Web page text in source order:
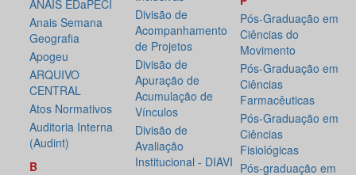
ANAIS EDaPECI
Anais Semana
Geografia
Apogeu
ARQUIVO
CENTRAL
Atos Normativos
Auditoria Interna
(Audint)
B
Divisão de
Acompanhamento
de Projetos
Divisão de
Apuração de
Acumulação de
Vínculos
Divisão de
Avaliação
Institucional - DIAVI
Pós-Graduação em
Ciências do
Movimento
Pós-Graduação em
Ciências
Farmacêuticas
Pós-Graduação em
Ciências
Fisiológicas
Pós-graduação em